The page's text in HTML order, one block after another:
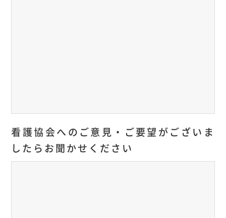
看護協会へのご意見・ご要望がございま
したらお聞かせください